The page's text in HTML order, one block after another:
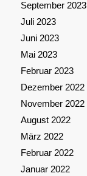
September 2023
Juli 2023
Juni 2023
Mai 2023
Februar 2023
Dezember 2022
November 2022
August 2022
März 2022
Februar 2022
Januar 2022